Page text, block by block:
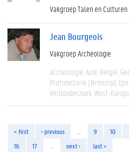
Vakgroep Talen en Culturen
Jean Bourgeois
Vakgroep Archeologie
Archeologie Azië België
Protohistorie (bronstijd,
Veldonderzoek West-
« first ‹ previous 9 10
16
17 next › last »